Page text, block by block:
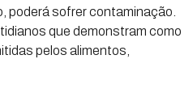
poderá sofrer contaminação.
que demonstram como
pelos alimentos,